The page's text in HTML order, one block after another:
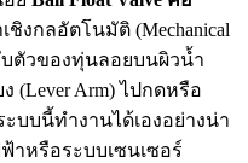
งกลอัตโนมัติ (Mechanical
บตัวของทุ่นลอยบนผิวน้ำ
(Lever Arm) ไปกดหรือ
บบนี้ทำงานได้เองอย่างน่า
าหรือระบบเซนเซอร์